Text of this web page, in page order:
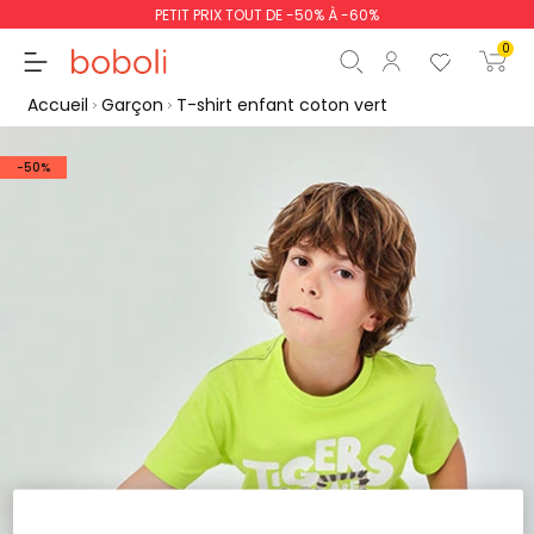
PETIT PRIX TOUT DE -50% À -60%
0
Commencer la
Accueil Garçon T-shirt enfant coton vert
-50%